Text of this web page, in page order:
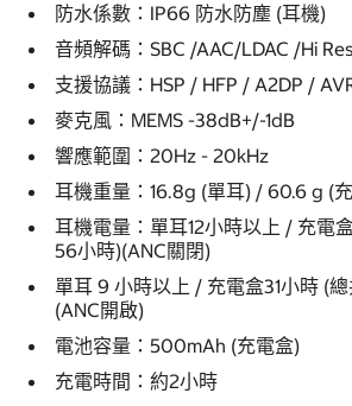
防水係數：IP66 防水防塵 (耳機)
音頻解碼：SBC /AAC/LDAC /Hi Res
支援協議：HSP / HFP / A2DP /
麥克風：MEMS -38dB+/-1dB
響應範圍：20Hz - 20kHz
耳機重量：16.8g (單耳) / 60.6 g (
耳機電量：單耳12小時以上 / 充電
56小時)(ANC關閉)
單耳 9 小時以上 / 充電盒31小時 (
(ANC開啟)
電池容量：500mAh (充電盒)
充電時間：約2小時